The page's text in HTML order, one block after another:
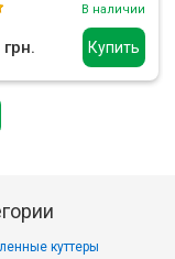
Купить
В наличии
куттеры